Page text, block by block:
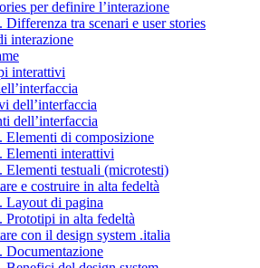
per definire l’interazione
Differenza tra scenari e user stories
interazione
interattivi
dell’interfaccia
dell’interfaccia
Elementi di composizione
Elementi interattivi
Elementi testuali (microtesti)
e costruire in alta fedeltà
Layout di pagina
Prototipi in alta fedeltà
con il design system .italia
Documentazione